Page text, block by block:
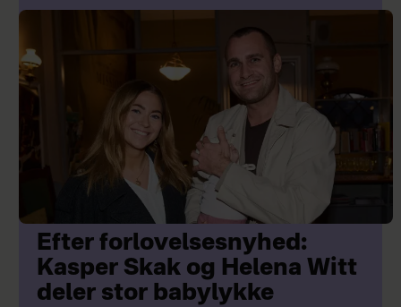
Efter forlovelsesnyhed:
Kasper Skak og Helena Witt
deler stor babylykke